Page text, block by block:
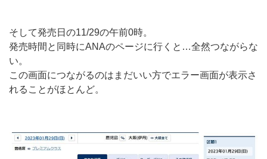
そして発売日の11/29の午前0時。
発売時間と同時にANAのページに行くと…全然つながらな
い。
この画面につながるのはまだいい方でエラー画面が表示さ
れることがほとんど。